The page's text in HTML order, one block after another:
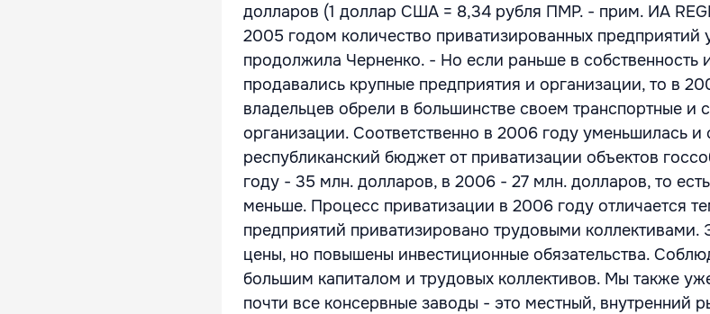
долларов (1 доллар США = 8,34 рубля ПМР. - прим. ИА
2005 годом количество приватизированных предприятий
продолжила Черненко. - Но если раньше в собственность
продавались крупные предприятия и организации, то в
владельцев обрели в большинстве своем транспортные и
организации. Соответственно в 2006 году уменьшилась
республиканский бюджет от приватизации объектов
году - 35 млн. долларов, в 2006 - 27 млн. долларов, то
меньше. Процесс приватизации в 2006 году отличается
предприятий приватизировано трудовыми
цены, но повышены инвестиционные обязательства.
большим капиталом и трудовых коллективов. Мы также
почти все консервные заводы - это местный, внутренний